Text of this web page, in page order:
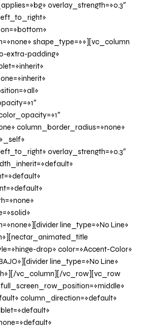
overlay_strength=»0.3″
shape_type=»»][vc_column
extra-padding»
column_border_radius=»none»
overlay_strength=»0.3″
line_type=»No Line»
drop» color=»Accent-Color»
line_type=»No Line»
vc_column][/vc_row][vc_row
column_direction=»default»